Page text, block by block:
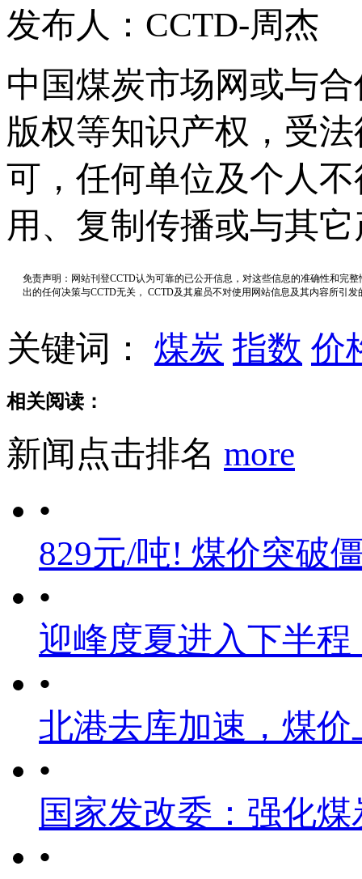
发布人：CCTD-周杰
中国煤炭市场网或与
版权等知识产权，受
可，任何单位及个人
用、复制传播或与其
免责声明：网站刊登CCTD认为可靠的已公开信息，对这些信息的准确性和完
出的任何决策与CCTD无关， CCTD及其雇员不对使用网站信息及其内容所引
关键词： 煤炭 指数 价
相关阅读：
新闻点击排名 more
•
829元/吨! 煤价突破
•
迎峰度夏进入下半
•
北港去库加速，煤
•
国家发改委：强化
•